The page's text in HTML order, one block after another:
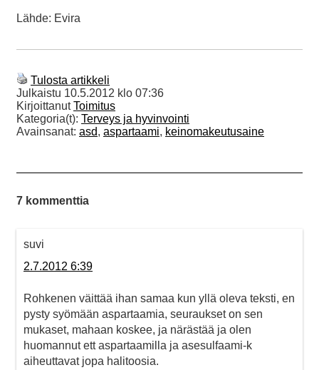
Lähde: Evira
Tulosta artikkeli
Julkaistu 10.5.2012 klo 07:36
KirjoittanutToimitus
Kategoria(t): Terveys ja hyvinvointi
Avainsanat: asd, aspartaami, keinomakeutusaine
7 kommenttia
suvi
2.7.2012 6:39
Rohkenen väittää ihan samaa kun yllä oleva teksti, en
pysty syömään aspartaamia, seuraukset on sen
mukaset, mahaan koskee, ja närästää ja olen
huomannut ett aspartaamilla ja asesulfaami-k
aiheuttavat jopa halitoosia.